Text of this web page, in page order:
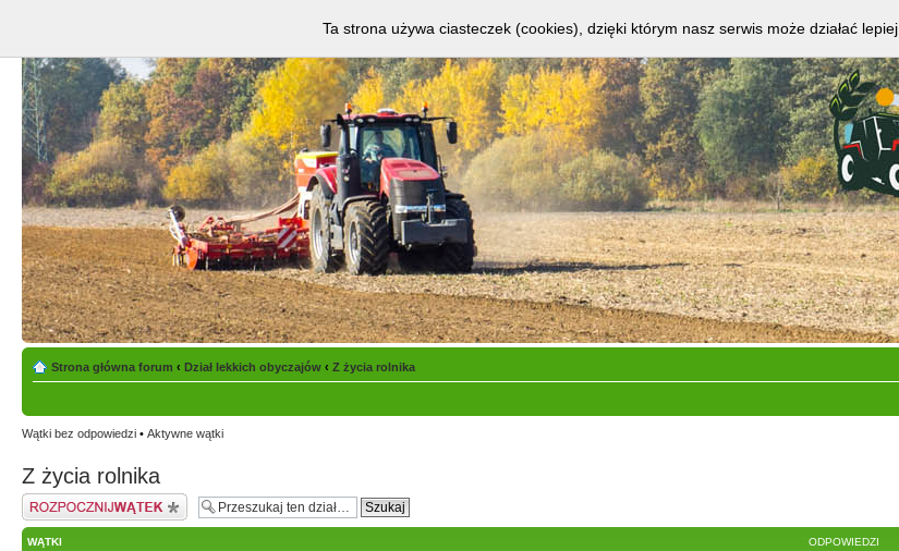
Strona główna forum ‹ Dział lekkich obyczajów ‹ Z życia rolnika
Wątki bez odpowiedzi • Aktywne wątki
Z życia rolnika
Napisz wątek
WĄTKI ODPOWIEDZI
Ta strona używa ciasteczek (cookies), dzięki którym nasz serwis może działać lepiej.